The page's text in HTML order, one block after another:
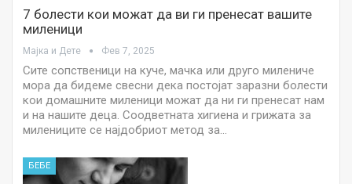
7 болести кои можат да ви ги пренесат вашите
миленици
Мајка и Дете Фев 7, 2025
Сите сопственици на куче, мачка или друго милениче
мора да бидеме свесни дека постојат заразни болести
кои домашните миленици можат да ни ги пренесат нам
и на нашите деца. Соодветната хигиена и грижата за
милениците се најдобриот метод за…
БЕБЕ